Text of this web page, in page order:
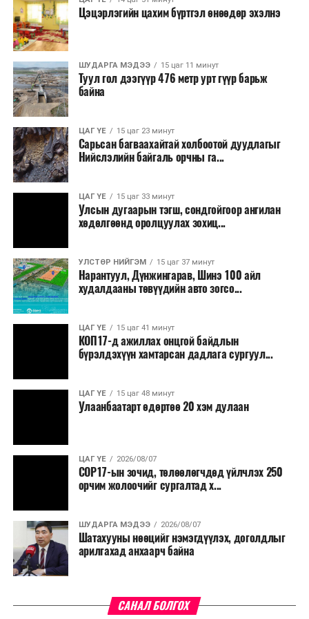
Ерөнхий сайд хэлсэн үгэндээ, Манай Засгийн газар 33
жилийн дараа анх удаа 22 шатахууны нөөц сав барих
боловсруулах үйлдвэрийн ажлыг гацаанаас гаргалаа.
Үр дүнд нь 20 хувийн гүйцэтгэлтэй гацсан
нийлүүлэх, эрэл хайгуулын ажлыг эхлүүллээ. 14
байршилд Олон улсын нээлттэй сонгон шалгаруулалт
зарласан. Засгийн газар үнийн өсөлтийн эсрэг, дэлхий
сөрөг нөлөөг даван туулахын төлөө бүх шатандаа
хичээн ажиллаж байна хэмээв.
Цэцэрлэгийн цахим бүртгэл өнөөдөр эхэлнэ
ШУДАРГА МЭДЭЭ 15 цаг 11 минут
Туул гол дээгүүр 476 метр урт гүүр барьж
байна
ЦАГ ҮЕ 15 цаг 23 минут
Сарьсан багваахайтай холбоотой дуудлагыг
Нийслэлийн байгаль орчны га...
ЦАГ ҮЕ 15 цаг 33 минут
Улсын дугаарын тэгш, сондгойгоор ангилан
хөдөлгөөнд оролцуулах зохиц...
УЛСТӨР НИЙГЭМ 15 цаг 37 минут
Нарантуул, Дүнжингарав, Шинэ 100 айл
худалдааны төвүүдийн авто зогсо...
ЦАГ ҮЕ 15 цаг 41 минут
КОП17-д ажиллах онцгой байдлын
бүрэлдэхүүн хамтарсан дадлага сургуул...
ЦАГ ҮЕ 15 цаг 48 минут
Улаанбаатарт өдөртөө 20 хэм дулаан
ЦАГ ҮЕ 2026/08/07
COP17-ын зочид, төлөөлөгчдөд үйлчлэх 250
орчим жолоочийг сургалтад х...
ШУДАРГА МЭДЭЭ 2026/08/07
Шатахууны нөөцийг нэмэгдүүлэх, доголдлыг
арилгахад анхаарч байна
САНАЛ БОЛГОХ